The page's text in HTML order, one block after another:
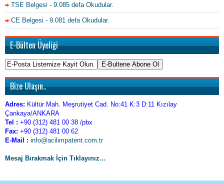
TSE Belgesi - 9.085 defa Okudular.
CE Belgesi - 9.081 defa Okudular.
E-Bülten Üyeliği
Bize Ulaşın..
Adres: Kültür Mah. Meşrutiyet Cad. No:41 K:3 D:11 Kızılay
Çankaya/ANKARA
Tel : +90 (312) 481 00 38 /pbx
Fax: +90 (312) 481 00 62
E-Mail : info@acilimpatent.com.tr
Mesaj Bırakmak İçin Tıklayınız…